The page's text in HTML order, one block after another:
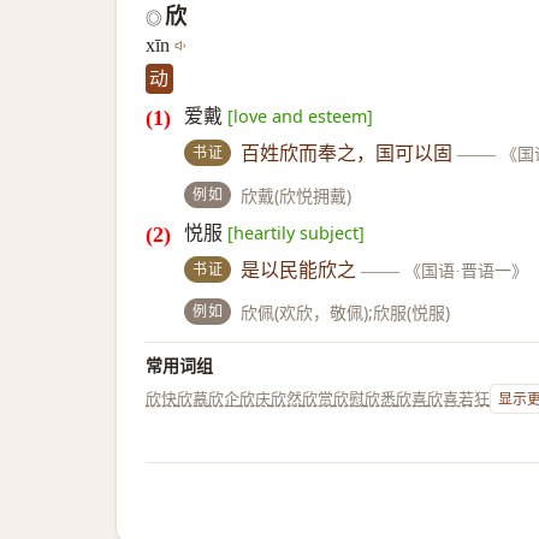
◎ 欣
xīn
动
爱戴 [love and esteem]
书证 百姓欣而奉之，国可以固 —— 《
例如 欣戴(欣悦拥戴)
悦服 [heartily subject]
书证 是以民能欣之 —— 《国语·晋语一》
例如 欣佩(欢欣，敬佩);欣服(悦服)
常用词组
欣快欣慕欣企欣庆欣然欣赏欣慰欣悉欣喜欣喜若狂 显示